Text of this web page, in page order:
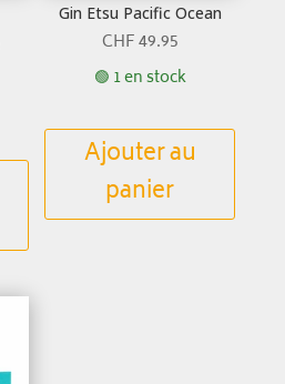
Gin Etsu Pacific Ocean
CHF49.95
🟢 1 en stock
Ajouter au
panier